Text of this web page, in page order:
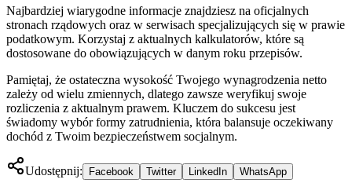
Najbardziej wiarygodne informacje znajdziesz na oficjalnych
stronach rządowych oraz w serwisach specjalizujących się w prawie
podatkowym. Korzystaj z aktualnych kalkulatorów, które są
dostosowane do obowiązujących w danym roku przepisów.
Pamiętaj, że ostateczna wysokość Twojego wynagrodzenia netto
zależy od wielu zmiennych, dlatego zawsze weryfikuj swoje
rozliczenia z aktualnym prawem. Kluczem do sukcesu jest
świadomy wybór formy zatrudnienia, która balansuje oczekiwany
dochód z Twoim bezpieczeństwem socjalnym.
Udostępnij: Facebook Twitter LinkedIn WhatsApp